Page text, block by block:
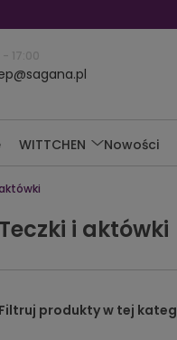
17:00
WITTCHEN Nowości
Teczki i aktówki